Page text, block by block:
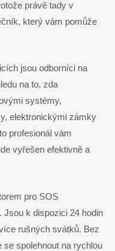
právě tady v
který vám pomůže
jsou odborníci na
na to, zda
systémy,
elektronickými zámky
profesionál vám
vyřešen efektivně a
pro SOS
k dispozici 24 hodin
rušných svátků. Bez
se spolehnout na rychlou